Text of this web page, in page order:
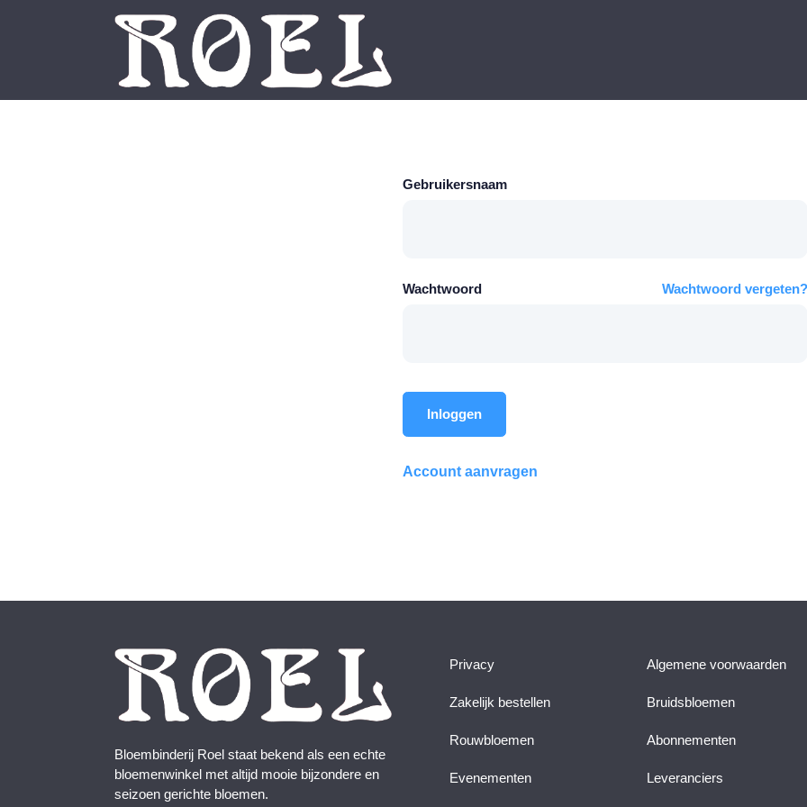
Gebruikersnaam
Wachtwoord Wachtwoord vergeten?
Inloggen
Account aanvragen
Bloembinderij Roel staat bekend als een echte
bloemenwinkel met altijd mooie bijzondere en
seizoen gerichte bloemen.
Privacy Algemene voorwaarden
Zakelijk bestellen Bruidsbloemen
Rouwbloemen Abonnementen
Evenementen Leveranciers